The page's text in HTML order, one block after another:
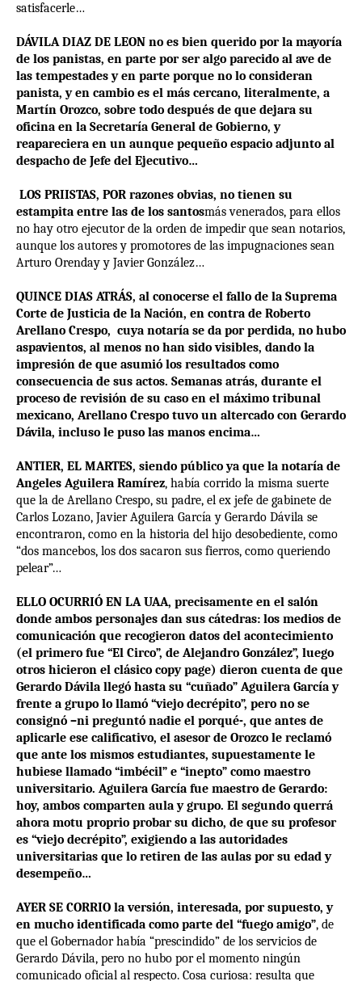
satisfacerle…
DÁVILA DIAZ DE LEON no es bien querido por la mayoría
de los panistas, en parte por ser algo parecido al ave de
las tempestades y en parte porque no lo consideran
panista, y en cambio es el más cercano, literalmente, a
Martín Orozco, sobre todo después de que dejara su
oficina en la Secretaría General de Gobierno, y
reapareciera en un aunque pequeño espacio adjunto al
despacho de Jefe del Ejecutivo…
LOS PRIISTAS, POR razones obvias, no tienen su
estampita entre las de los santosmás venerados, para ellos
no hay otro ejecutor de la orden de impedir que sean notarios,
aunque los autores y promotores de las impugnaciones sean
Arturo Orenday y Javier González…
QUINCE DIAS ATRÁS, al conocerse el fallo de la Suprema
Corte de Justicia de la Nación, en contra de Roberto
Arellano Crespo, cuya notaría se da por perdida, no hubo
aspavientos, al menos no han sido visibles, dando la
impresión de que asumió los resultados como
consecuencia de sus actos. Semanas atrás, durante el
proceso de revisión de su caso en el máximo tribunal
mexicano, Arellano Crespo tuvo un altercado con Gerardo
Dávila, incluso le puso las manos encima…
ANTIER, EL MARTES, siendo público ya que la notaría de
Angeles Aguilera Ramírez, había corrido la misma suerte
que la de Arellano Crespo, su padre, el ex jefe de gabinete de
Carlos Lozano, Javier Aguilera García y Gerardo Dávila se
encontraron, como en la historia del hijo desobediente, como
“dos mancebos, los dos sacaron sus fierros, como queriendo
pelear”…
ELLO OCURRIÓ EN LA UAA, precisamente en el salón
donde ambos personajes dan sus cátedras: los medios de
comunicación que recogieron datos del acontecimiento
(el primero fue “El Circo”, de Alejandro González”, luego
otros hicieron el clásico copy page) dieron cuenta de que
Gerardo Dávila llegó hasta su “cuñado” Aguilera García y
frente a grupo lo llamó “viejo decrépito”, pero no se
consignó –ni preguntó nadie el porqué-, que antes de
aplicarle ese calificativo, el asesor de Orozco le reclamó
que ante los mismos estudiantes, supuestamente le
hubiese llamado “imbécil” e “inepto” como maestro
universitario. Aguilera García fue maestro de Gerardo:
hoy, ambos comparten aula y grupo. El segundo querrá
ahora motu proprio probar su dicho, de que su profesor
es “viejo decrépito”, exigiendo a las autoridades
universitarias que lo retiren de las aulas por su edad y
desempeño…
AYER SE CORRIO la versión, interesada, por supuesto, y
en mucho identificada como parte del “fuego amigo”, de
que el Gobernador había “prescindido” de los servicios de
Gerardo Dávila, pero no hubo por el momento ningún
comunicado oficial al respecto. Cosa curiosa: resulta que